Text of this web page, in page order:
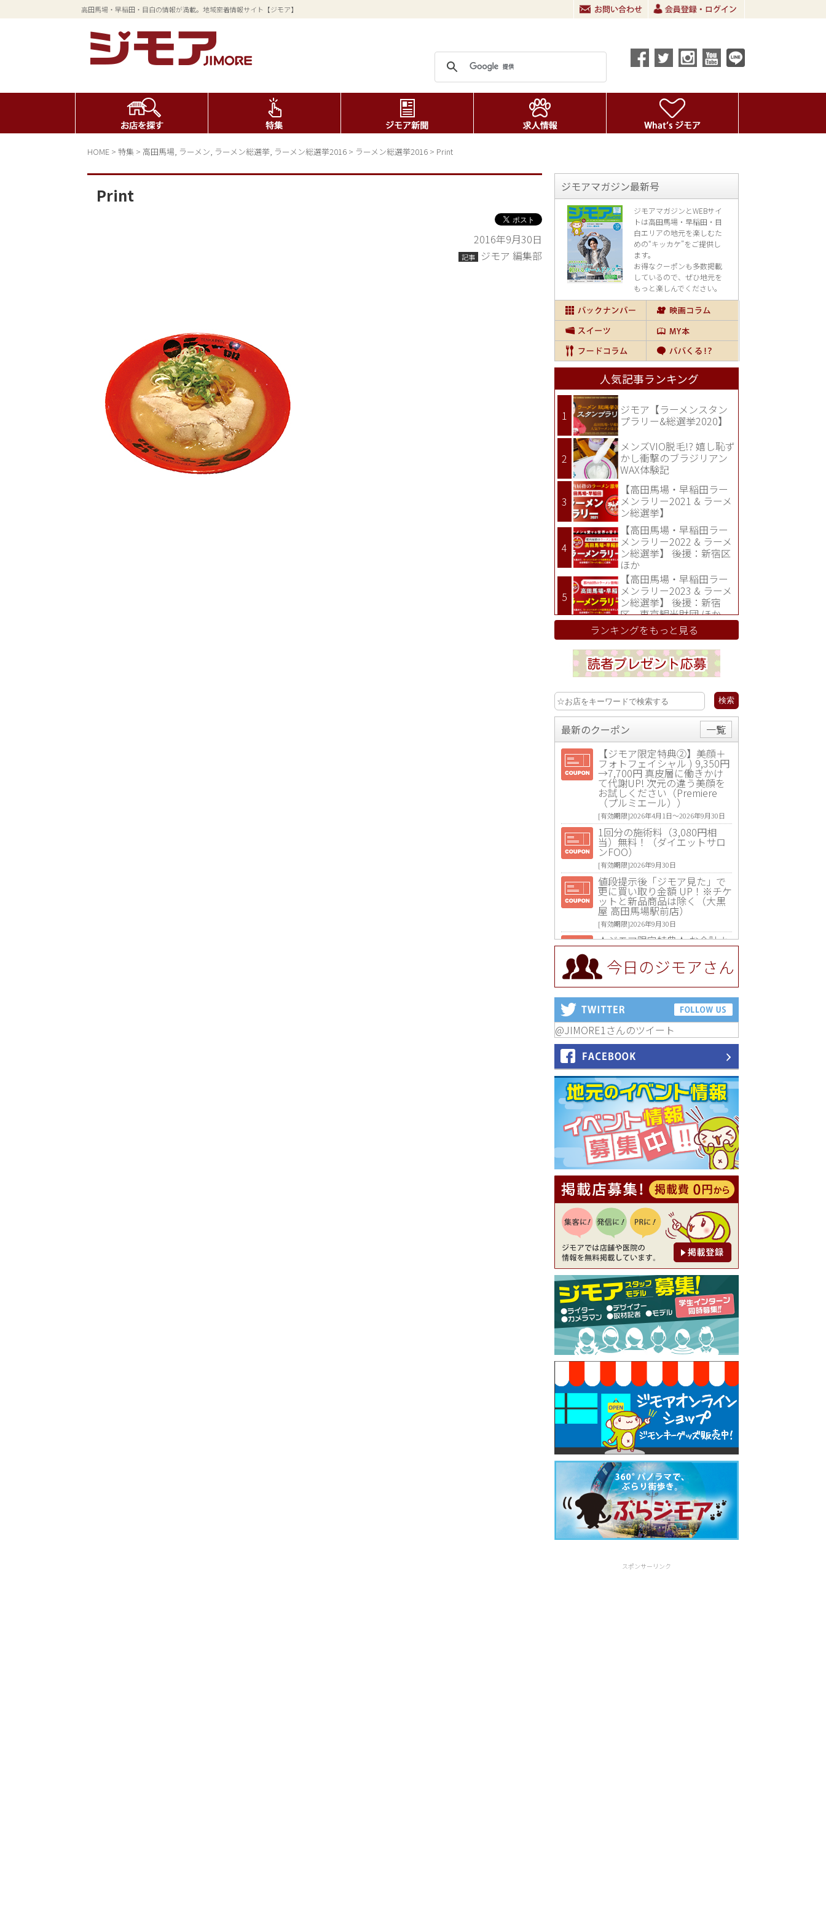
高田馬場・早稲田・目白の情報が満載。地域密着情報サイト【ジモア】
HOME > 特集 > 高田馬場, ラーメン, ラーメン総選挙, ラーメン総選挙2016 > ラーメン総選挙2016 > Print
Print
2016年9月30日
記事 ジモア 編集部
ジモアマガジン最新号
ジモアマガジンとWEBサイ
トは高田馬場・早稲田・目
白エリアの地元を楽しむた
めの“キッカケ”をご提供し
ます。
お得なクーポンも多数掲載
しているので、 ぜひ地元を
もっと楽しんでください。
人気記事ランキング
ジモア【ラーメンスタン
プラリー&総選挙2020】
メンズVIO脱毛!? 嬉し恥ず
かし衝撃のブラジリアン
WAX体験記
【高田馬場・早稲田ラー
メンラリー2021 & ラーメ
ン総選挙】
【高田馬場・早稲田ラー
メンラリー2022 & ラーメ
ン総選挙】 後援：新宿区
ほか
【高田馬場・早稲田ラー
メンラリー2023 & ラーメ
ン総選挙】 後援：新宿
区、東京観光財団 ほか
ランキングをもっと見る
最新のクーポン
一覧
【ジモア限定特典②】美顔＋
フォトフェイシャル ) 9,350円
→7,700円 真皮層に働きかけ
て代謝UP! 次元の違う美顔を
お試しください（Premiere
（プルミエール））
[有効期限]2026年4月1日〜2026年9月30日
1回分の施術料（3,080円相
当）無料！（ダイエットサロ
ンFOO）
[有効期限]2026年9月30日
値段提示後「ジモア見た」で
更に買い取り金額 UP！※チケ
ットと新品商品は除く（大黒
屋 高田馬場駅前店）
[有効期限]2026年9月30日
★ジモア限定特典★ お会計よ
り全品5％OFF（ナチュラル＆
ハンドメイドショップ［マキ
マキ］）
[有効期限]2026年9月30日まで
【ジモア限定①】初回割引 特
価 VIO脱毛11,000円⇒8,800円
（メンズ専門ワックス脱毛サ
ロン Mickle（ミックル））
【ジモア読者特典2】コース 3,
500円→3,000円（料理5品+2
時間飲み放題）（創作イタリ
アン Pia Cuore（ピアクオー
レ））
[有効期限]2026年9月30日
【ジモア読者特典1】料理全品
20％OFF ※18時以降（創作イ
タリアン Pia Cuore（ピアクオ
ーレ））
[有効期限]2026年9月30日
【ジモア限定②】初回割引 特
価 鼻毛脱毛 半額 2,200円⇒1,1
00円（メンズ専門ワックス脱
毛サロン Mickle（ミック
ル））
[有効期限]2026年9月30日
【ジモア限定特典①】まつ毛
カール 3,850円→ 2,750円（Pr
emiere（プルミエール））
[有効期限]2026年9月30日
焼き餃子 一皿サービス（餃子
酒場たっちゃん 西早稲田
店）
[有効期限]2026年9月30日
今日のジモアさん
@JIMORE1さんのツイート
スポンサーリンク